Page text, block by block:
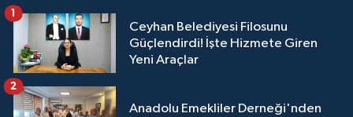
Ceyhan Belediyesi Filosunu
Güçlendirdi! İşte Hizmete Giren
Yeni Araçlar
1
Anadolu Emekliler Derneği'nden
2